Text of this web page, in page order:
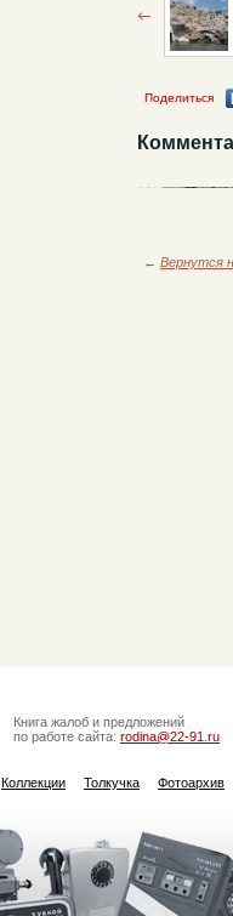
Поделиться
← Вернутся
Книга жалоб и предложений
по работе сайта: rodina@22-91.ru
Коллекции Толкучка Фотоархив